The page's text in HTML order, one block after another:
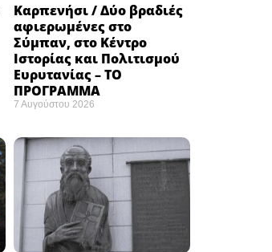
Καρπενήσι / Δύο βραδιές
αφιερωμένες στο
Σύμπαν, στο Κέντρο
Ιστορίας και Πολιτισμού
Ευρυτανίας – ΤΟ
ΠΡΟΓΡΑΜΜΑ
7 Αυγούστου 2026